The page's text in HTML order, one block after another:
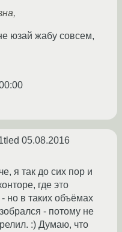
юзай жабу совсем,
05.08.2016
я так до сих пор и
где это
но в таких объёмах
- потому не
:) Думаю, что